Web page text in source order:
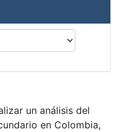
un análisis del
en Colombia,